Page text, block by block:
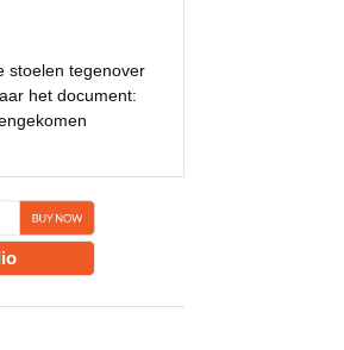
stoelen tegenover
het document: